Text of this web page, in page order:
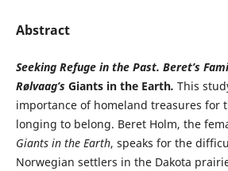
Abstract
Seeking Refuge in the Past. Beret’s
Rølvaag’s Giants in the Earth. This
importance of homeland treasures for
longing to belong. Beret Holm, the
Giants in the Earth, speaks for the
Norwegian settlers in the Dakota